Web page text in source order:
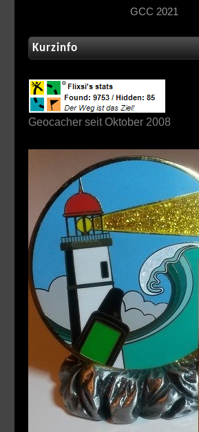
GCC 2021
Kurzinfo
Geocacher seit Oktober 2008